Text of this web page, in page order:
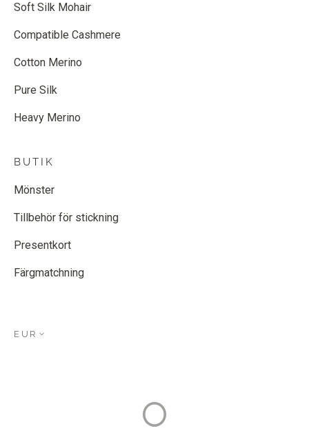
Soft Silk Mohair
Compatible Cashmere
Cotton Merino
Pure Silk
Heavy Merino
BUTIK
Mönster
Tillbehör för stickning
Presentkort
Färgmatchning
EUR